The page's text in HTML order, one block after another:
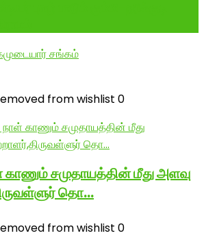
சங்கம்
from wishlist 0
காணும் சமுதாயத்தின் மீது அளவு
தொ…
from wishlist 0